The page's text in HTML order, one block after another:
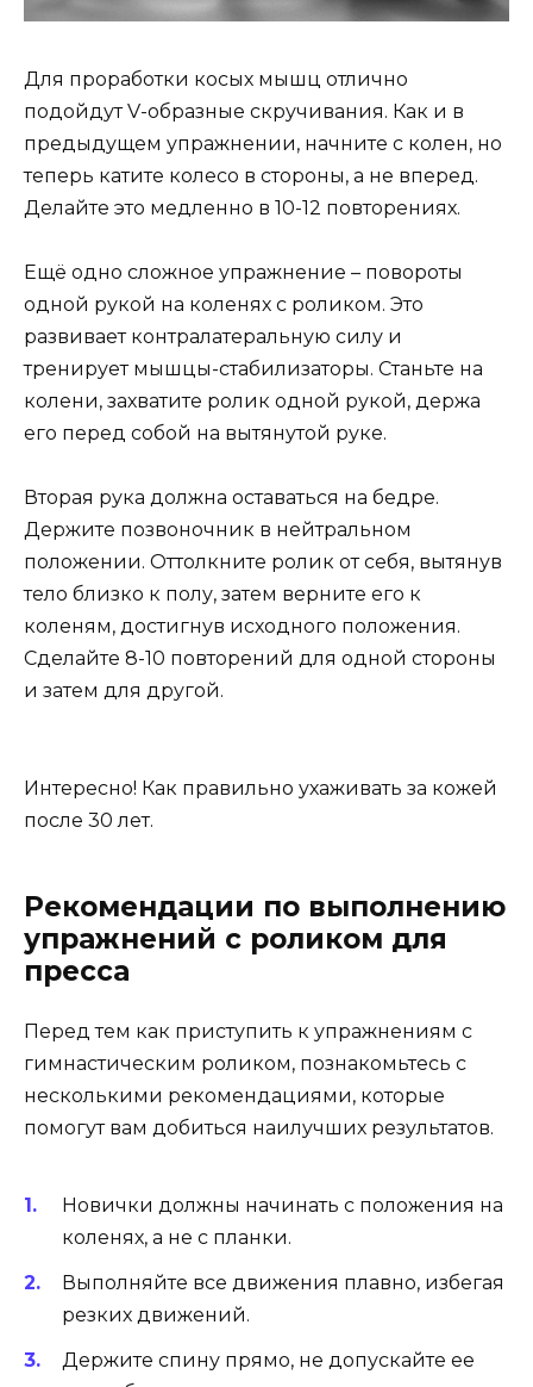
Для проработки косых мышц отлично
подойдут V-образные скручивания. Как и в
предыдущем упражнении, начните с колен, но
теперь катите колесо в стороны, а не вперед.
Делайте это медленно в 10-12 повторениях.
Ещё одно сложное упражнение – повороты
одной рукой на коленях с роликом. Это
развивает контралатеральную силу и
тренирует мышцы-стабилизаторы. Станьте на
колени, захватите ролик одной рукой, держа
его перед собой на вытянутой руке.
Вторая рука должна оставаться на бедре.
Держите позвоночник в нейтральном
положении. Оттолкните ролик от себя, вытянув
тело близко к полу, затем верните его к
коленям, достигнув исходного положения.
Сделайте 8-10 повторений для одной стороны
и затем для другой.
Интересно! Как правильно ухаживать за кожей
после 30 лет.
Рекомендации по выполнению
упражнений с роликом для
пресса
Перед тем как приступить к упражнениям с
гимнастическим роликом, познакомьтесь с
несколькими рекомендациями, которые
помогут вам добиться наилучших результатов.
Новички должны начинать с положения на
коленях, а не с планки.
Выполняйте все движения плавно, избегая
резких движений.
Держите спину прямо, не допускайте ее